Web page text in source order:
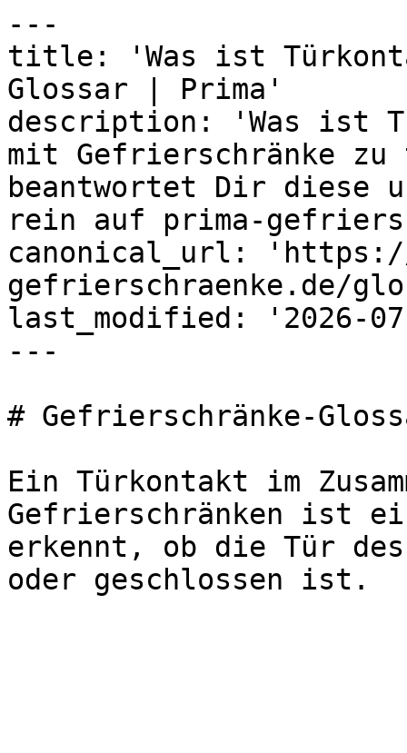
---
title: 'Was ist
Glossar | Prima'
description: 'Was ist
mit Gefrierschränke zu
beantwortet Dir diese
rein auf prima-
canonical_url: 'https://
gefrierschraenke.de/
last_modified: '2026-
---
# Gefrierschränke-
Ein Türkontakt im
Gefrierschränken ist
erkennt, ob die Tür